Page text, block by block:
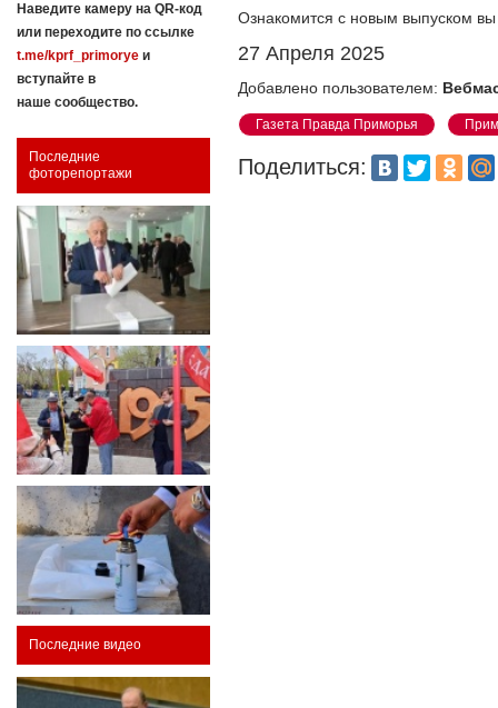
Наведите камеру на QR-код
или переходите по ссылке
t.me/kprf_primorye и
вступайте в
наше сообщество.
Последние
фоторепортажи
Последние видео
Ознакомится с новым выпуском
27 Апреля 2025
Добавлено пользователем:
Газета Правда Приморья
Поделиться: